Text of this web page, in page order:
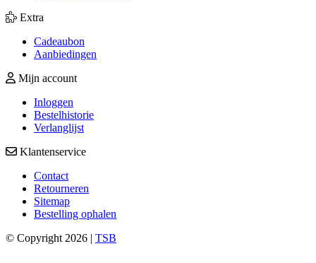
Extra
Cadeaubon
Aanbiedingen
Mijn account
Inloggen
Bestelhistorie
Verlanglijst
Klantenservice
Contact
Retourneren
Sitemap
Bestelling ophalen
© Copyright 2026 | TSB